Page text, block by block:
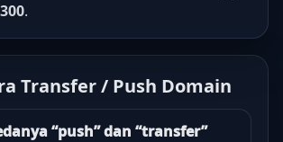
.
Transfer / Push Domain
“push” dan “transfer”